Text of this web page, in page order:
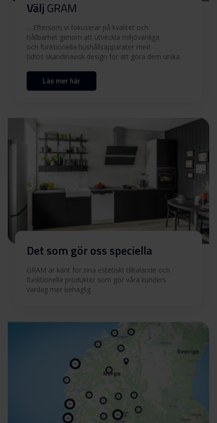
VäljGRAM
... Eftersom vi fokuserar på kvalitet och
hållbarhet genom att utveckla miljövänliga
och funktionella hushållsapparater med
tidlös skandinavisk design för att göra dem unika.
Läs mer här
Det som gör oss speciella
GRAM är känt för sina estetiskt tilltalande och
funktionella produkter som gör våra kunders
vardag mer behaglig.